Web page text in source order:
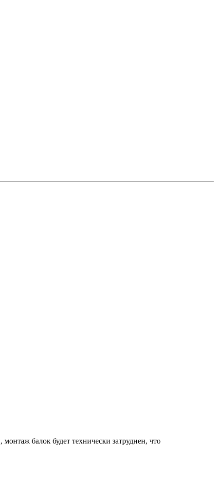
балок будет технически затруднен, что